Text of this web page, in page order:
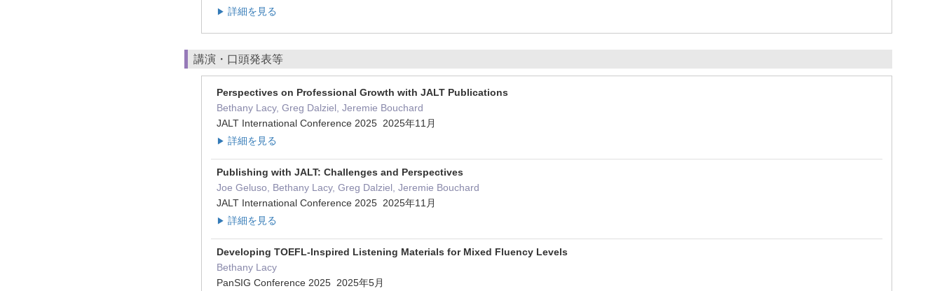
▶ 詳細を見る
講演・口頭発表等
Perspectives on Professional Growth with JALT Publications
Bethany Lacy, Greg Dalziel, Jeremie Bouchard
JALT International Conference 2025 2025年11月
▶ 詳細を見る
Publishing with JALT: Challenges and Perspectives
Joe Geluso, Bethany Lacy, Greg Dalziel, Jeremie Bouchard
JALT International Conference 2025 2025年11月
▶ 詳細を見る
Developing TOEFL-Inspired Listening Materials for Mixed Fluency Levels
Bethany Lacy
PanSIG Conference 2025 2025年5月